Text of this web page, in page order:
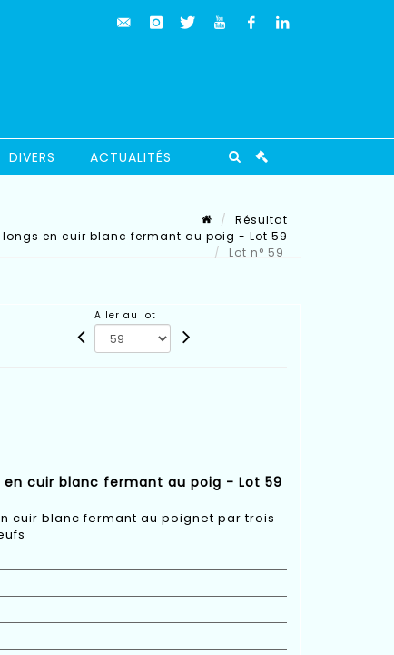
DIVERS ACTUALITÉS
Résultat
en cuir blanc fermant au poig - Lot 59
Lot n° 59
Aller au lot
en cuir blanc fermant au poig - Lot 59
cuir blanc fermant au poignet par trois